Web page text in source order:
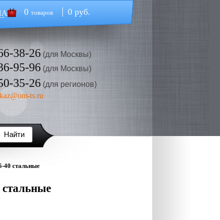
0 товаров 0 руб.
38-26 (для Москвы)
95-96 (для Москвы)
35-26 (для регионов)
ts.ru
40 стальные